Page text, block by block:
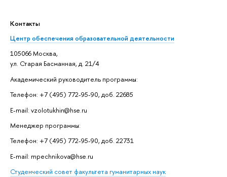
Контакты
Центр обеспечения образовательной деятельности
105066 Москва,
ул. Старая Басманная, д. 21/4
Академический руководитель программы:
Телефон: +7 (495) 772-95-90, доб. 22685
E-mail: vzolotukhin@hse.ru
Менеджер программы:
Телефон: +7 (495) 772-95-90, доб. 22731
E-mail: mpechnikova@hse.ru
Студенческий совет факультета гуманитарных наук